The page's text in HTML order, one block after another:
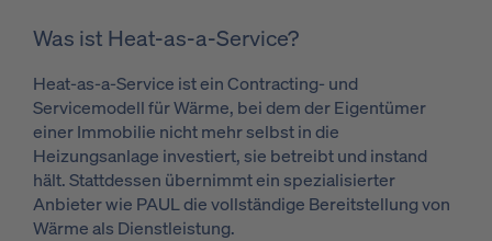
Was ist Heat-as-a-Service?
Heat-as-a-Service ist ein Contracting- und
Servicemodell für Wärme, bei dem der Eigentümer
einer Immobilie nicht mehr selbst in die
Heizungsanlage investiert, sie betreibt und instand
hält. Stattdessen übernimmt ein spezialisierter
Anbieter wie PAUL die vollständige Bereitstellung von
Wärme als Dienstleistung.